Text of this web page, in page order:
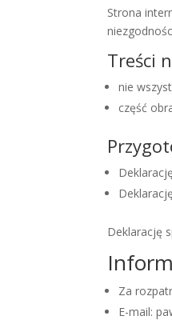
Strona
Treści
nie
część
Deklarację
Za
E-mail: